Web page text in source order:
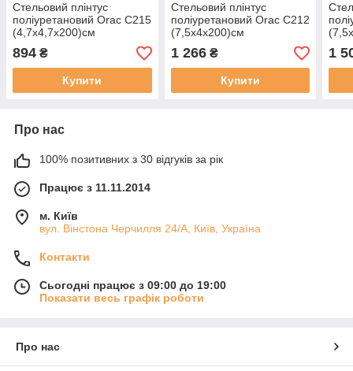
Стельовий плінтус
поліуретановий Orac C215
(4,7х4,7х200)см
894 ₴
Купити
Стельовий плінтус
поліуретановий Orac C212
(7,5х4х200)см
1 266₴
Купити
1
Про нас
100% позитивних з 30 відгуків за рік
Працює з 11.11.2014
м. Київ
вул. Вінстона Черчилля 24/А, Київ, Україна
Контакти
Сьогодні працює з 09:00 до 19:00
Показати весь графік роботи
Про нас